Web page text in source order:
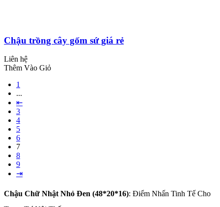
Chậu trồng cây gốm sứ giá rẻ
Liên hệ
Thêm Vào Giỏ
1
...
⇤
3
4
5
6
7
8
9
⇥
Chậu Chữ Nhật Nhỏ Đen (48*20*16): Điểm Nhấn Tinh Tế Cho